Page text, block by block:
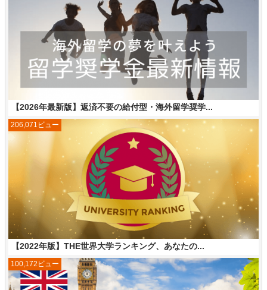
【2026年最新版】返済不要の給付型・海外留学奨学...
【2022年版】THE世界大学ランキング、あなたの...
206,071ビュー
100,172ビュー